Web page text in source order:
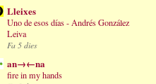
Lleixes
Uno de esos días - Andrés González
Leiva
Fa 5 dies
an→←na
fire in my hands